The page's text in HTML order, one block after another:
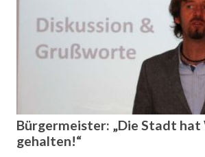
„Fährste quer, siehste mehr!“
Es ist ein Traum für jeden, der gern
„Große Autos“ mal im Sinne von LKW´s.
Bürgermeister: „Die Stadt
gehalten!“